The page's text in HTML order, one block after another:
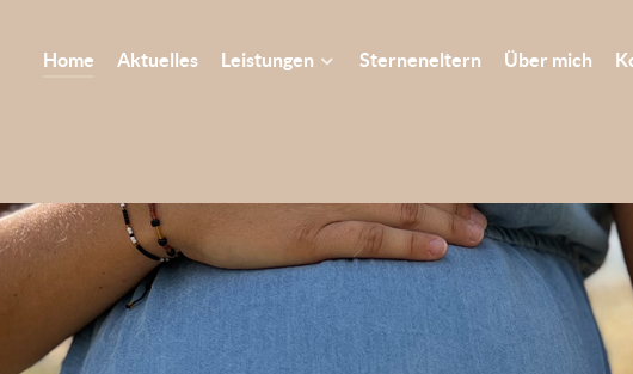
Home Aktuelles Leistungen Sterneneltern Über mich